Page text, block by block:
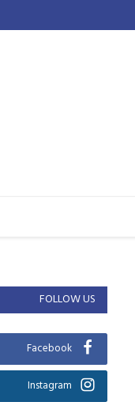
FOLLOW US
Facebook
Instagram